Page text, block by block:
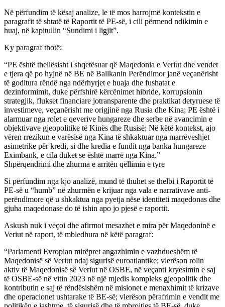
Në përfundim të kësaj analize, le të mos harrojmë kontekstin e
paragrafit të shtatë të Raportit të PE-së, i cili përmend ndikimin e
huaj, në kapitullin “Sundimi i ligjit”.
Ky paragraf thotë:
“PE është thellësisht i shqetësuar që Maqedonia e Veriut dhe vendet
e tjera që po hyjnë në BE në Ballkanin Perëndimor janë veçanërisht
të goditura rëndë nga ndërhyrjet e huaja dhe fushatat e
dezinformimit, duke përfshirë kërcënimet hibride, korrupsionin
strategjik, flukset financiare jotransparente dhe praktikat detyruese të
investimeve, veçanërisht me origjinë nga Rusia dhe Kina; PE është i
alarmuar nga rolet e qeverive hungareze dhe serbe në avancimin e
objektivave gjeopolitike të Kinës dhe Rusisë; Në këtë kontekst, ajo
vëren rrezikun e varësisë nga Kina të shkaktuar nga marrëveshjet
asimetrike për kredi, si dhe kredia e fundit nga banka hungareze
Eximbank, e cila duket se është marrë nga Kina.”
Shpërqendrimi dhe zhurma e arritën qëllimin e tyre
Si përfundim nga kjo analizë, mund të thuhet se thelbi i Raportit të
PE-së u “humb” në zhurmën e krijuar nga vala e narrativave anti-
perëndimore që u shkaktua nga pyetja nëse identiteti maqedonas dhe
gjuha maqedonase do të ishin apo jo pjesë e raportit.
Askush nuk i veçoi dhe afirmoi mesazhet e mira për Maqedoninë e
Veriut në raport, të mbledhura në këtë paragraf:
“Parlamenti Evropian mirëpret angazhimin e vazhdueshëm të
Maqedonisë së Veriut ndaj sigurisë euroatlantike; vlerëson rolin
aktiv të Maqedonisë së Veriut në OSBE, në veçanti kryesimin e saj
të OSBE-së në vitin 2023 në një mjedis kompleks gjeopolitik dhe
kontributin e saj të rëndësishëm në misionet e menaxhimit të krizave
dhe operacionet ushtarake të BE-së; vlerëson përafrimin e vendit me